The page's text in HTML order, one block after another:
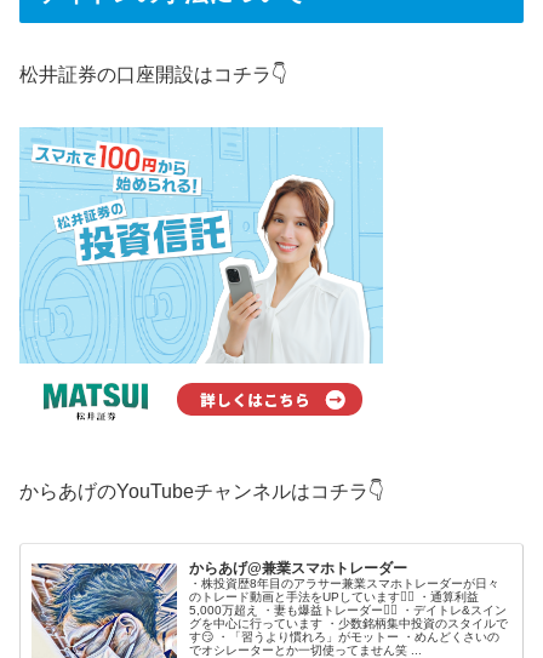
松井証券の口座開設はコチラ👇
からあげのYouTubeチャンネルはコチラ👇
からあげ@兼業スマホトレーダー
・株投資歴8年目のアラサー兼業スマホトレーダーが日々
のトレード動画と手法をUPしています🙋‍♂️ ・通算利益
5,000万超え ・妻も爆益トレーダー💁‍♀️ ・デイトレ&スイン
グを中心に行っています ・少数銘柄集中投資のスタイルで
す😏 ・「習うより慣れろ」がモットー ・めんどくさいの
でオシレーターとか一切使ってません笑 ...